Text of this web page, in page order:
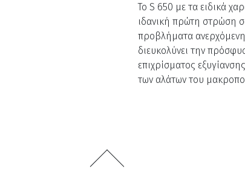
Το S 650 με τα ειδικά
ιδανική πρώτη στρώση
προβλήματα
διευκολύνει την
επιχρίσματος
των αλάτων του